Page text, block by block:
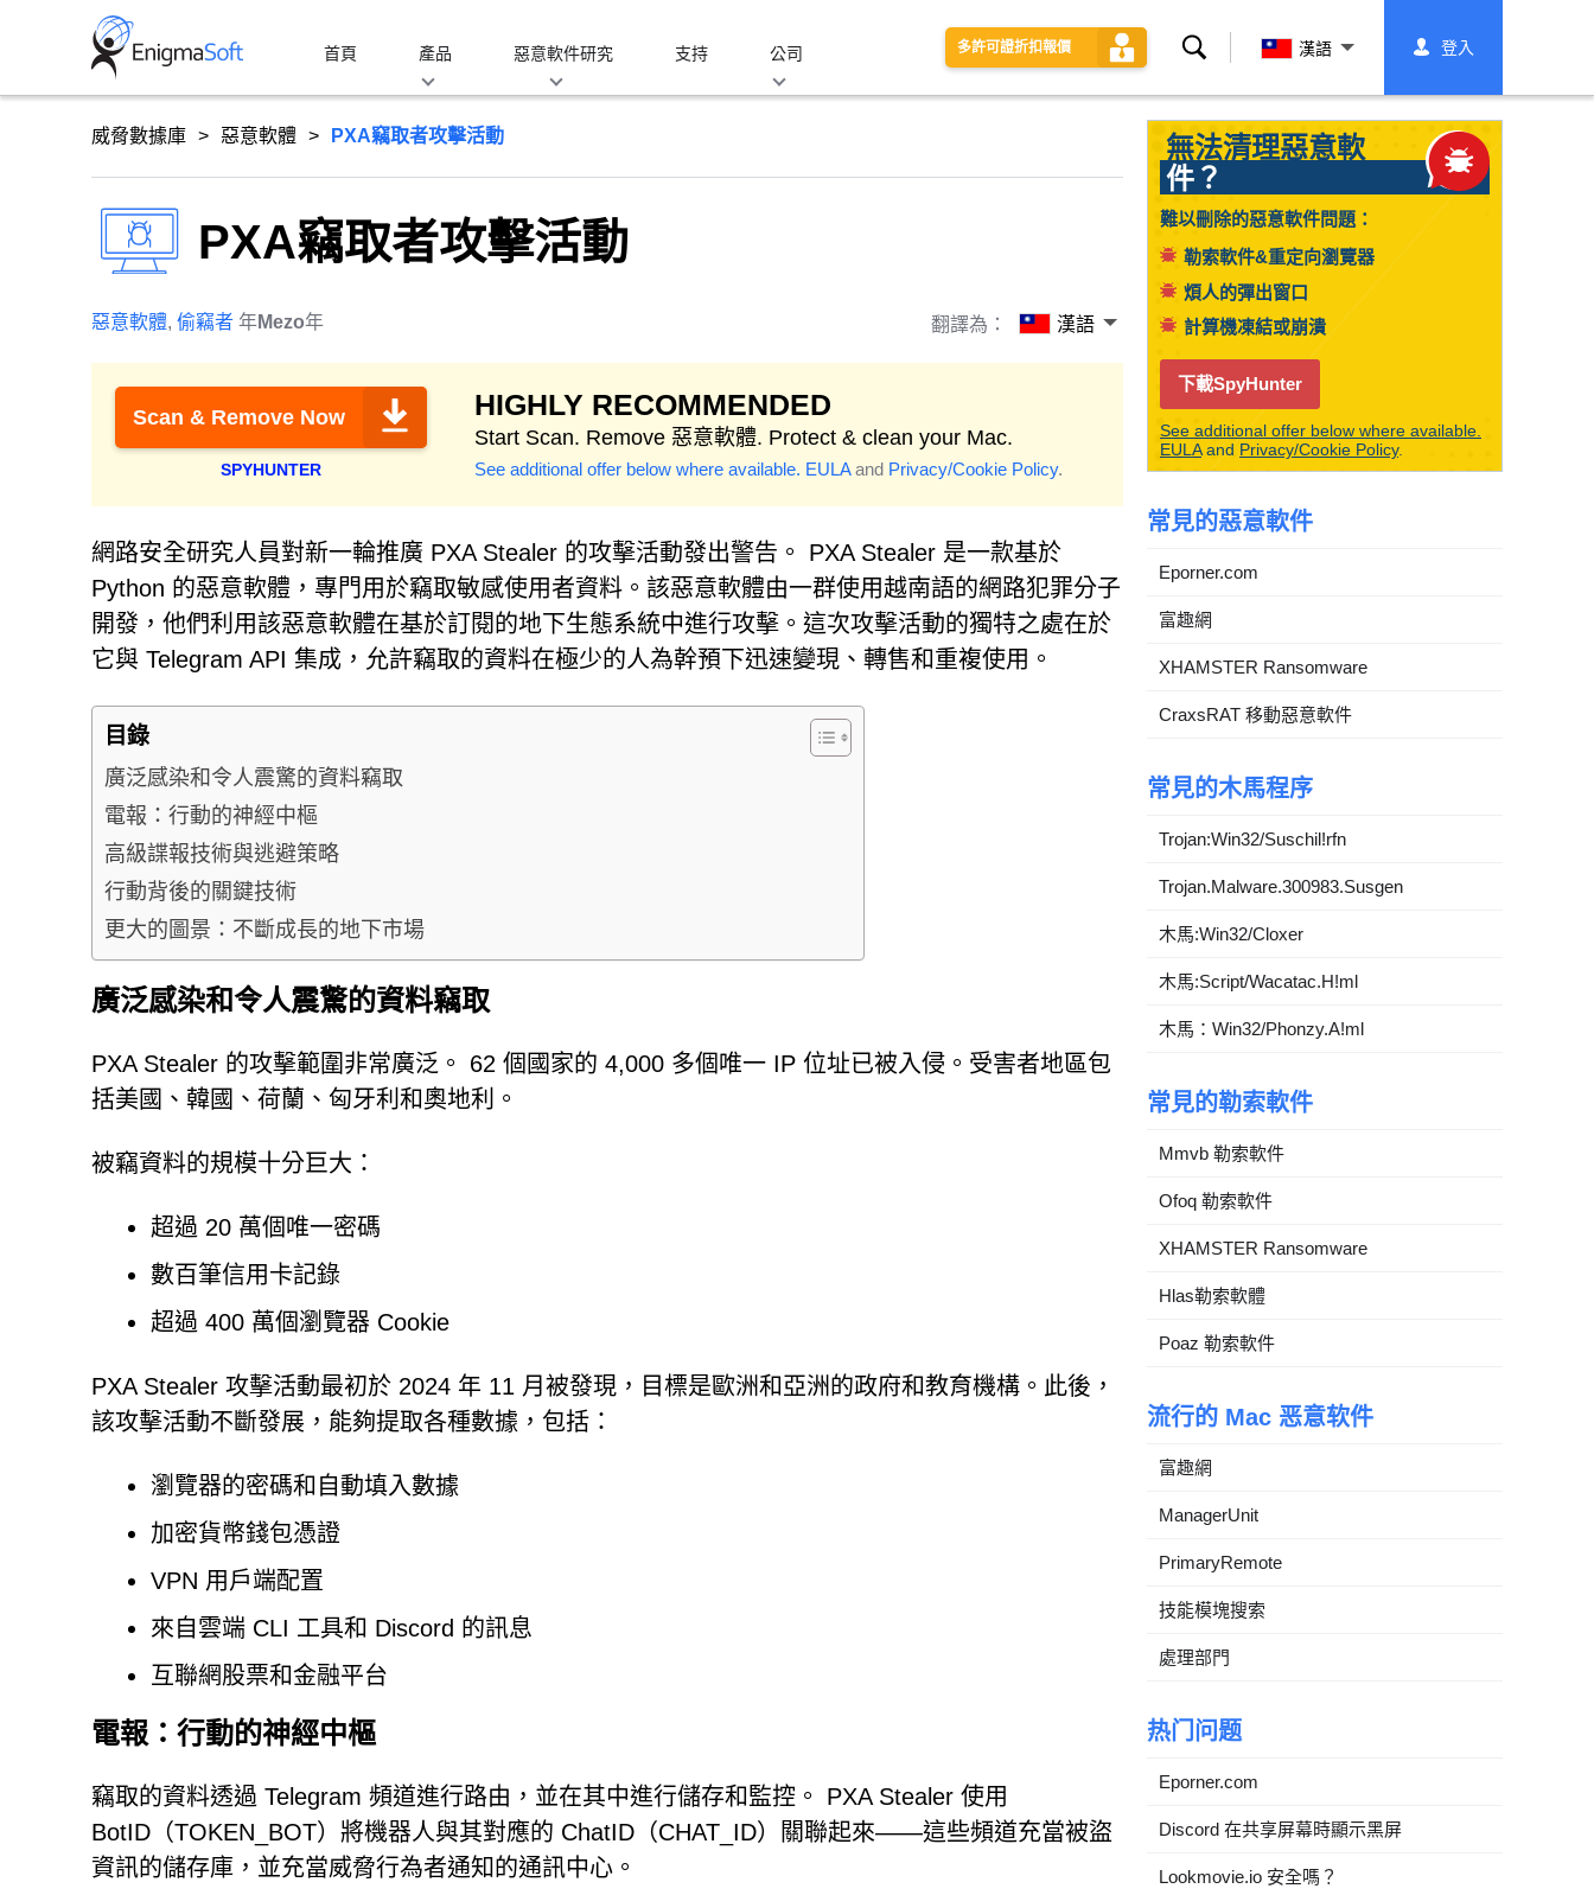
首頁 產品 惡意軟件研究 支持 公司 多許可證折扣報價
搜
漢語 登入
威脅數據庫 惡意軟體 PXA竊取者攻擊活動
PXA竊取者攻擊活動
惡意軟體, 偷竊者 年Mezo年 翻譯為： 漢語
Scan & Remove Now
SPYHUNTER
HIGHLY RECOMMENDED
Start Scan. Remove 惡意軟體. Protect & clean your Mac.
See additional offer below where available. EULAand Privacy/Cookie Policy.
網路安全研究人員對新一輪推廣 PXA Stealer 的攻擊活動發出警告。 PXA Stealer 是一款基於
Python 的惡意軟體，專門用於竊取敏感使用者資料。該惡意軟體由一群使用越南語的網路犯罪分子
開發，他們利用該惡意軟體在基於訂閱的地下生態系統中進行攻擊。這次攻擊活動的獨特之處在於
它與 Telegram API 集成，允許竊取的資料在極少的人為幹預下迅速變現、轉售和重複使用。
目錄
廣泛感染和令人震驚的資料竊取
電報：行動的神經中樞
高級諜報技術與逃避策略
行動背後的關鍵技術
更大的圖景：不斷成長的地下市場
廣泛感染和令人震驚的資料竊取
PXA Stealer 的攻擊範圍非常廣泛。 62 個國家的 4,000 多個唯一 IP 位址已被入侵。受害者地區包
括美國、韓國、荷蘭、匈牙利和奧地利。
被竊資料的規模十分巨大：
超過 20 萬個唯一密碼
數百筆信用卡記錄
超過 400 萬個瀏覽器 Cookie
PXA Stealer 攻擊活動最初於 2024 年 11 月被發現，目標是歐洲和亞洲的政府和教育機構。此後，
該攻擊活動不斷發展，能夠提取各種數據，包括：
瀏覽器的密碼和自動填入數據
加密貨幣錢包憑證
VPN 用戶端配置
來自雲端 CLI 工具和 Discord 的訊息
互聯網股票和金融平台
電報：行動的神經中樞
竊取的資料透過 Telegram 頻道進行路由，並在其中進行儲存和監控。 PXA Stealer 使用
BotID（TOKEN_BOT）將機器人與其對應的 ChatID（CHAT_ID）關聯起來——這些頻道充當被盜
資訊的儲存庫，並充當威脅行為者通知的通訊中心。
無法清理惡意軟
件？
難以刪除的惡意軟件問題：
勒索軟件&重定向瀏覽器
煩人的彈出窗口
計算機凍結或崩潰
下載SpyHunter
See additional offer below where available.
EULAand Privacy/Cookie Policy.
常見的惡意軟件
Eporner.com
富趣網
XHAMSTER Ransomware
CraxsRAT 移動惡意軟件
常見的木馬程序
Trojan:Win32/Suschil!rfn
Trojan.Malware.300983.Susgen
木馬:Win32/Cloxer
木馬:Script/Wacatac.H!ml
木馬：Win32/Phonzy.A!ml
常見的勒索軟件
Mmvb 勒索軟件
Ofoq 勒索軟件
XHAMSTER Ransomware
Hlas勒索軟體
Poaz 勒索軟件
流行的 Mac 恶意软件
富趣網
ManagerUnit
PrimaryRemote
技能模塊搜索
處理部門
热门问题
Eporner.com
Discord 在共享屏幕時顯示黑屏
Lookmovie.io 安全嗎？